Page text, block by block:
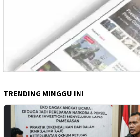
TRENDING MINGGU INI